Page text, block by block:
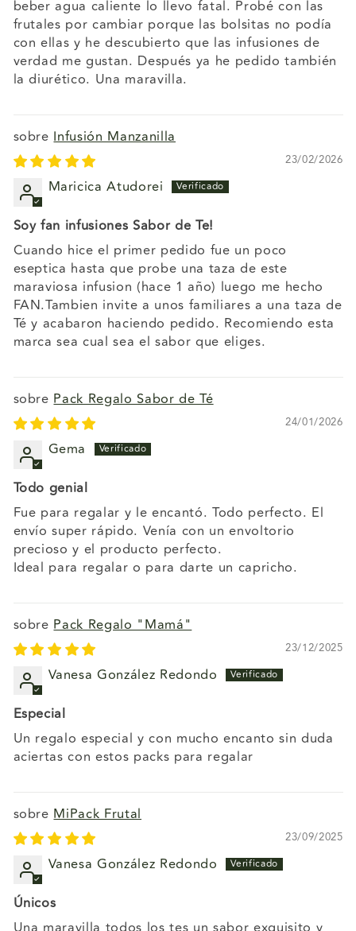
beber agua caliente lo llevo fatal. Probé con las
frutales por cambiar porque las bolsitas no podía
con ellas y he descubierto que las infusiones de
verdad me gustan. Después ya he pedido también
la diurético. Una maravilla.
Infusión Manzanilla
23/02/2026
Maricica Atudorei
Soy fan infusiones Sabor de Te!
Cuando hice el primer pedido fue un poco
eseptica hasta que probe una taza de este
maraviosa infusion (hace 1 año) luego me hecho
FAN.Tambien invite a unos familiares a una taza de
Té y acabaron haciendo pedido. Recomiendo esta
marca sea cual sea el sabor que eliges.
Pack Regalo Sabor de Té
24/01/2026
Gema
Todo genial
Fue para regalar y le encantó. Todo perfecto. El
envío super rápido. Venía con un envoltorio
precioso y el producto perfecto.
Ideal para regalar o para darte un capricho.
Pack Regalo "Mamá"
23/12/2025
Vanesa González Redondo
Especial
Un regalo especial y con mucho encanto sin duda
aciertas con estos packs para regalar
MiPack Frutal
23/09/2025
Vanesa González Redondo
Únicos